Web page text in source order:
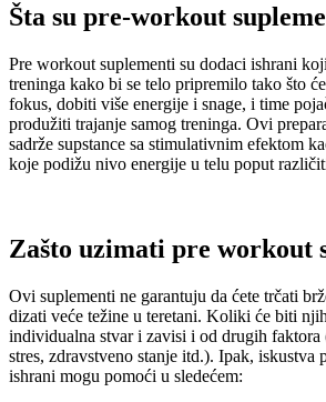
Šta su pre-workout
Pre workout suplementi su dodaci ishrani
treninga kako bi se telo pripremilo tako što
fokus, dobiti više energije i snage, i time
produžiti trajanje samog treninga. Ovi
sadrže supstance sa stimulativnim efektom
koje podižu nivo energije u telu poput
Zašto uzimati pre workout
Ovi suplementi ne garantuju da ćete trčati
dizati veće težine u teretani. Koliki će biti
individualna stvar i zavisi i od drugih faktora
stres, zdravstveno stanje itd.). Ipak, iskustva
ishrani mogu pomoći u sledećem: